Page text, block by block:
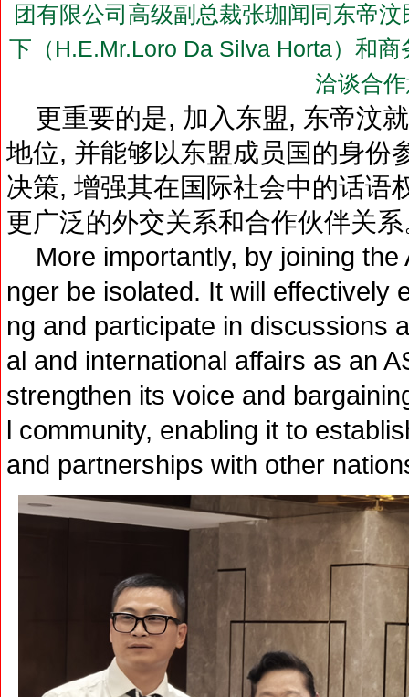
团有限公司高级副总裁张珈闻同东帝
下（H.E.Mr.Loro Da Silva Horta）和商
洽谈合
更重要的是, 加入东盟, 东帝汶
地位, 并能够以东盟成员国的身份
决策, 增强其在国际社会中的话语
更广泛的外交关系和合作伙伴关
More importantly, by joining the
nger be isolated. It will effectively
ng and participate in discussions
al and international affairs as an
strengthen its voice and
l community, enabling it to
and partnerships with other